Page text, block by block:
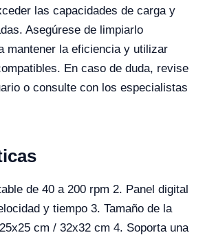
las capacidades de carga y
Asegúrese de limpiarlo
mantener la eficiencia y utilizar
En caso de duda, revise
o consulte con los especialistas
de 40 a 200 rpm 2. Panel digital
y tiempo 3. Tamaño de la
cm / 32x32 cm 4. Soporta una